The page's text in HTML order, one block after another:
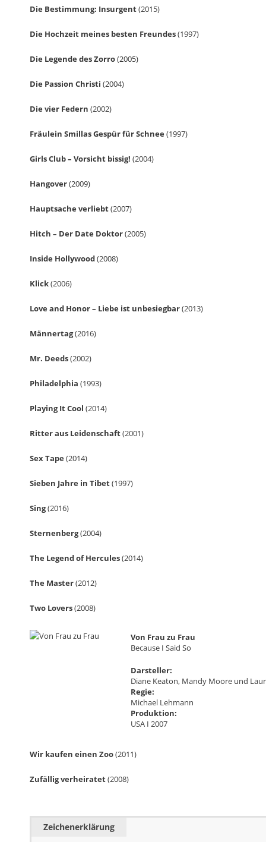
Die Bestimmung: Insurgent(2015)
Die Hochzeit meines besten Freundes(1997)
Die Legende des Zorro(2005)
Die Passion Christi (2004)
Die vier Federn (2002)
Fräulein Smillas Gespür für Schnee (1997)
Girls Club – Vorsicht bissig! (2004)
Hangover(2009)
Hauptsache verliebt(2007)
Hitch – Der Date Doktor(2005)
Inside Hollywood(2008)
Klick(2006)
Love and Honor – Liebe ist unbesiegbar(2013)
Männertag(2016)
Mr. Deeds(2002)
Philadelphia (1993)
Playing It Cool (2014)
Ritter aus Leidenschaft(2001)
Sex Tape (2014)
Sieben Jahre in Tibet(1997)
Sing(2016)
Sternenberg(2004)
The Legend of Hercules(2014)
The Master(2012)
Two Lovers(2008)
Von Frau zu Frau
Because I Said So
Darsteller:
Diane Keaton, Mandy Moore und
Regie:
Michael Lehmann
Produktion:
USA I 2007
Wir kaufen einen Zoo(2011)
Zufällig verheiratet(2008)
Zeichenerklärung